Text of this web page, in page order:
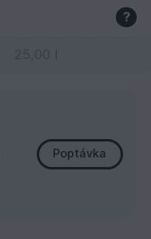
?
Poptávka